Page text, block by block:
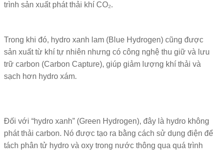
trình sản xuất phát thải khí CO₂.
Trong khi đó, hydro xanh lam (Blue Hydrogen) cũng được
sản xuất từ khí tự nhiên nhưng có công nghệ thu giữ và lưu
trữ carbon (Carbon Capture), giúp giảm lượng khí thải và
sạch hơn hydro xám.
Đối với “hydro xanh” (Green Hydrogen), đây là hydro không
phát thải carbon. Nó được tạo ra bằng cách sử dụng điện để
tách phân tử hydro và oxy trong nước thông qua quá trình